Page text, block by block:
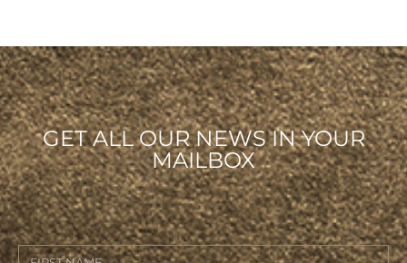
GET ALL OUR NEWS IN YOUR
MAILBOX